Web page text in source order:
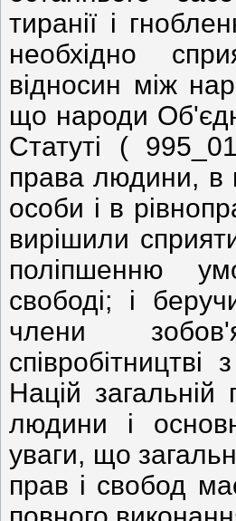
тиранії і
необхідно
відносин між
що народи
Статуті (
права людини, в
особи і в
вирішили
поліпшенню
свободі; і
члени
Націй
людини і
уваги, що
прав і свобод